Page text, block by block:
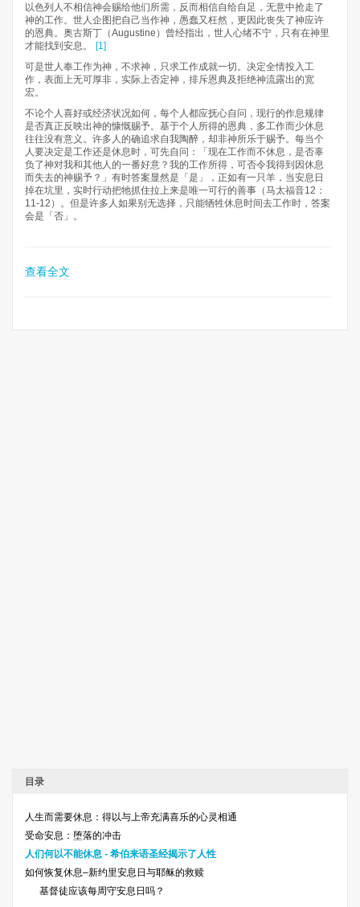
以色列人不相信神会赐给他们所需，反而相信自给自足，无意中抢走了
神的工作。世人企图把自己当作神，愚蠢又枉然，更因此丧失了神应许
的恩典。奥古斯丁（Augustine）曾经指出，世人心绪不宁，只有在神里
才能找到安息。
[1]
可是世人奉工作为神，不求神，只求工作成就一切。决定全情投入工
作，表面上无可厚非，实际上否定神，排斥恩典及拒绝神流露出的宽
宏。
不论个人喜好或经济状况如何，每个人都应抚心自问，现行的作息规律
是否真正反映出神的慷慨赐予。基于个人所得的恩典，多工作而少休息
往往没有意义。许多人的确追求自我陶醉，却非神所乐于赐予。每当个
人要决定是工作还是休息时，可先自问：「现在工作而不休息，是否辜
负了神对我和其他人的一番好意？我的工作所得，可否令我得到因休息
而失去的神赐予？」有时答案显然是「是」，正如有一只羊，当安息日
掉在坑里，实时行动把牠抓住拉上来是唯一可行的善事（马太福音12：
11-12）。但是许多人如果别无选择，只能牺牲休息时间去工作时，答案
会是「否」。
查看全文
目录
人生而需要休息：得以与上帝充满喜乐的心灵相通
受命安息：堕落的冲击
人们何以不能休息 - 希伯来语圣经揭示了人性
如何恢复休息–新约里安息日与耶稣的救赎
基督徒应该每周守安息日吗？